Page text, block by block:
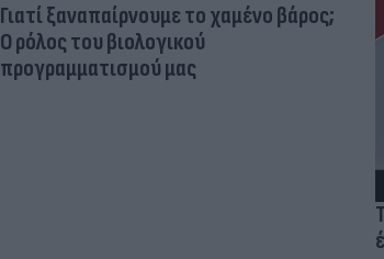
Γιατί ξαναπαίρνουμε το χαμένο βάρος;
Ο ρόλος του βιολογικού
προγραμματισμού μας